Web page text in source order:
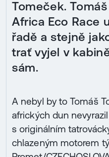
Tomeček.
Africa Eco Race
řadě a stejně
trať vyjel v
sám.
A nebyl by to Tomáš
afrických dun
s originálním
chlazeným motorem